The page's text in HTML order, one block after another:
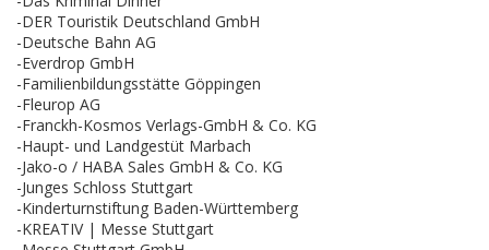
-DER Touristik Deutschland GmbH
-Deutsche Bahn AG
-Everdrop GmbH
-Familienbildungsstätte Göppingen
-Fleurop AG
-Franckh-Kosmos Verlags-GmbH & Co. KG
-Haupt- und Landgestüt Marbach
-Jako-o / HABA Sales GmbH & Co. KG
-Junges Schloss Stuttgart
-Kinderturnstiftung Baden-Württemberg
-KREATIV | Messe Stuttgart